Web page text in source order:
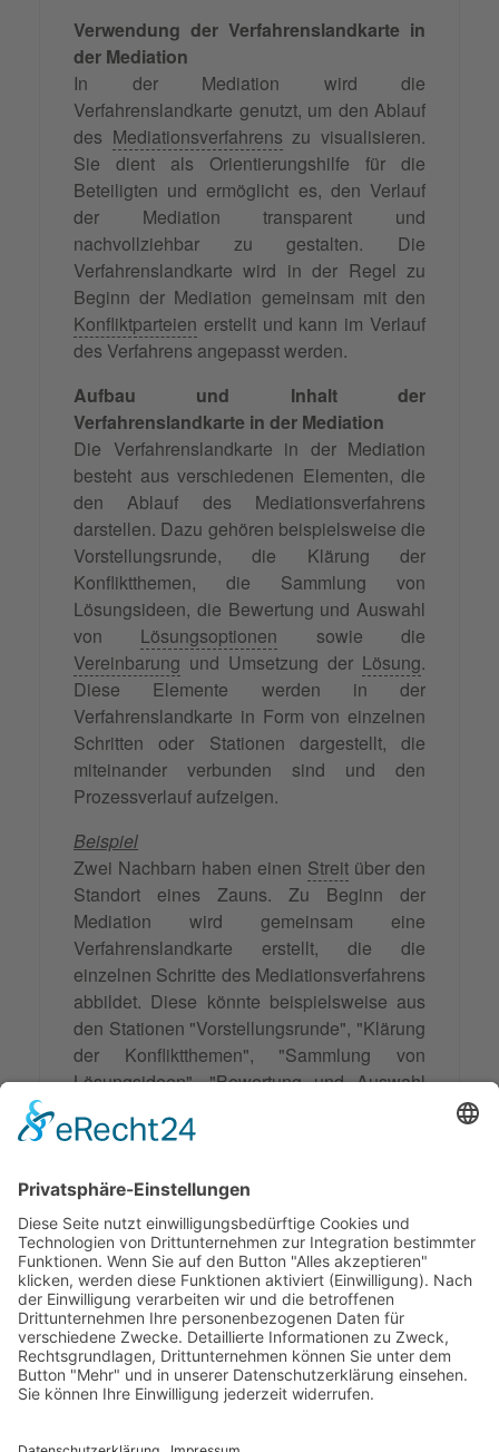
Verwendung der Verfahrenslandkarte in
der Mediation
In der Mediation wird die
Verfahrenslandkarte genutzt, um den Ablauf
des Mediationsverfahrens zu visualisieren.
Sie dient als Orientierungshilfe für die
Beteiligten und ermöglicht es, den Verlauf
der Mediation transparent und
nachvollziehbar zu gestalten. Die
Verfahrenslandkarte wird in der Regel zu
Beginn der Mediation gemeinsam mit den
Konfliktparteien erstellt und kann im Verlauf
des Verfahrens angepasst werden.
Aufbau und Inhalt der
Verfahrenslandkarte in der Mediation
Die Verfahrenslandkarte in der Mediation
besteht aus verschiedenen Elementen, die
den Ablauf des Mediationsverfahrens
darstellen. Dazu gehören beispielsweise die
Vorstellungsrunde, die Klärung der
Konfliktthemen, die Sammlung von
Lösungsideen, die Bewertung und Auswahl
von Lösungsoptionen sowie die
Vereinbarung und Umsetzung der Lösung.
Diese Elemente werden in der
Verfahrenslandkarte in Form von einzelnen
Schritten oder Stationen dargestellt, die
miteinander verbunden sind und den
Prozessverlauf aufzeigen.
Beispiel
Zwei Nachbarn haben einen Streit über den
Standort eines Zauns. Zu Beginn der
Mediation wird gemeinsam eine
Verfahrenslandkarte erstellt, die die
einzelnen Schritte des Mediationsverfahrens
abbildet. Diese könnte beispielsweise aus
den Stationen "Vorstellungsrunde", "Klärung
der Konfliktthemen", "Sammlung von
Lösungsideen", "Bewertung und Auswahl
und Umsetzung der Lösung" bestehen. Die
als Leitfaden und ermöglicht es, den
Fortschritt des Verfahrens zu verfolgen.
Synonyme: Prozesslandkarte
© 2026 Frank Hartung Ihr Mediator bei Konflikten in Familie,